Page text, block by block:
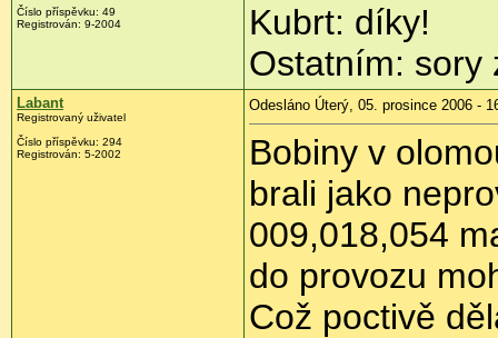
Číslo příspěvku: 49
Registrován: 9-2004
Kubrt: díky!
Ostatním: sory
Labant
Registrovaný uživatel
Číslo příspěvku: 294
Registrován: 5-2002
Odesláno Úterý, 05. prosince 2006 -
Bobiny v
brali jako
009,018,054
do provozu
Což poctivě